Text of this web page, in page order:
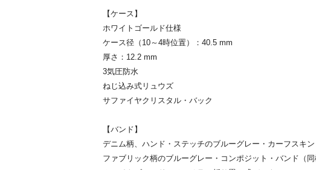
【ケース】
ホワイトゴールド仕様
ケース径（10～4時位置）：40.5 mm
厚さ：12.2 mm
3気圧防水
ねじ込み式リュウズ
サファイヤクリスタル・バック
【バンド】
デニム柄、ハンド・ステッチのブルーグレー・カーフスキン
ファブリック柄のブルーグレー・コンポジット・バンド（同